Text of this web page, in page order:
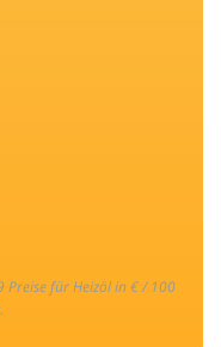
Preise für Heizöl in € / 100